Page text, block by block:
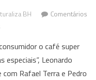
BH
Comentários
++
traz
os
o café super
especiais”, Leonardo
Rafael Terra e Pedro